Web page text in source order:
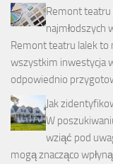
Remont
najmłodszych
Remont teatru lalek to
wszystkim inwestycja
odpowiednio
Jak
W
wziąć pod
mogą znacząco